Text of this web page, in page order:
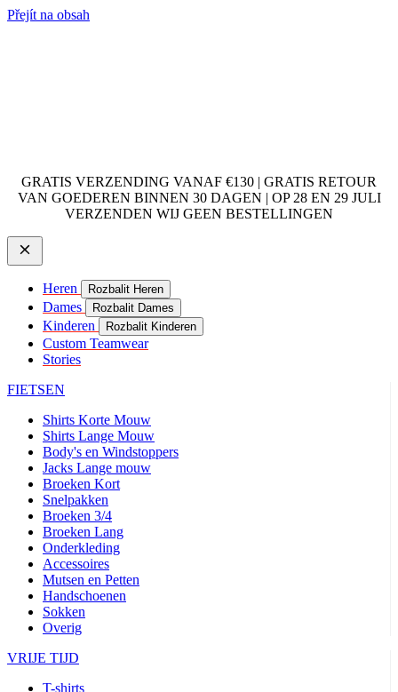
Přejít na obsah
GRATIS VERZENDING VANAF €130 | GRATIS RETOUR
VAN GOEDEREN BINNEN 30 DAGEN | OP 28 EN 29 JULI
VERZENDEN WIJ GEEN BESTELLINGEN
Heren Rozbalit Heren
Dames Rozbalit Dames
Kinderen Rozbalit Kinderen
Custom Teamwear
Stories
FIETSEN
Shirts Korte Mouw
Shirts Lange Mouw
Body's en Windstoppers
Jacks Lange mouw
Broeken Kort
Snelpakken
Broeken 3/4
Broeken Lang
Onderkleding
Accessoires
Mutsen en Petten
Handschoenen
Sokken
Overig
VRIJE TIJD
T-shirts